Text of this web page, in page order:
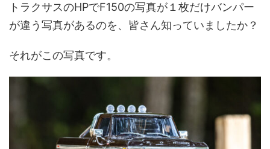
トラクサスのHPでF150の写真が１枚だけバンパー
が違う写真があるのを、皆さん知っていましたか？
それがこの写真です。